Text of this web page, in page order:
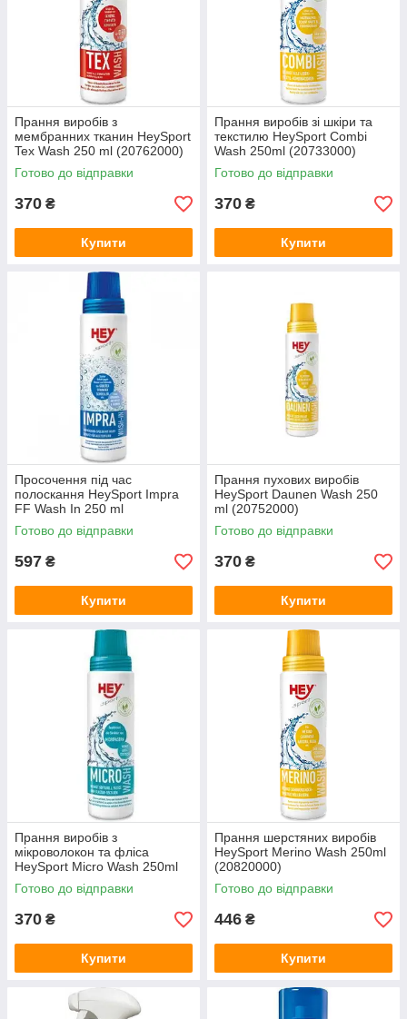
Прання виробів з
мембранних тканин HeySport
Tex Wash 250 ml (20762000)
Готово до відправки
370 ₴
Купити
Прання виробів зі шкіри та
текстилю HeySport Combi
Wash 250ml (20733000)
Готово до відправки
370 ₴
Купити
Просочення під час
полоскання HeySport Impra
FF Wash In 250 ml
(20655000)
Готово до відправки
597 ₴
Купити
Прання пухових виробів
HeySport Daunen Wash 250
ml (20752000)
Готово до відправки
370 ₴
Купити
Прання виробів з
мікроволокон та фліса
HeySport Micro Wash 250ml
(20742000)
Готово до відправки
370 ₴
Купити
Прання шерстяних виробів
HeySport Merino Wash 250ml
(20820000)
Готово до відправки
446 ₴
Купити